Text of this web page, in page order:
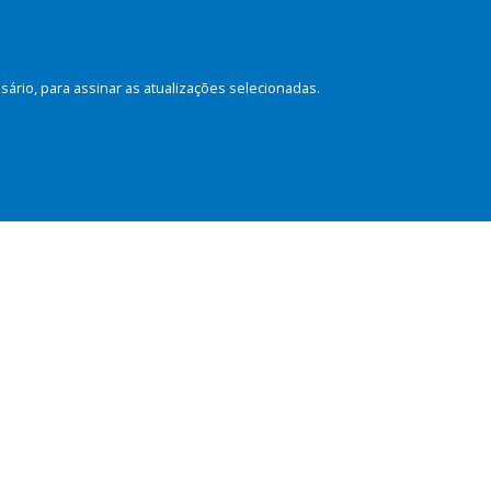
para assinar as atualizações selecionadas.